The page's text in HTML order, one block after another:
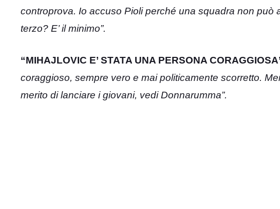
controprova. Io accuso Pioli perché una squadra non può
terzo? E’ il minimo”.
“MIHAJLOVIC E’ STATA UNA PERSONA
coraggioso, sempre vero e mai politicamente scorretto.
merito di lanciare i giovani, vedi Donnarumma”.